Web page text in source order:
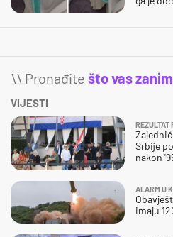
\\ Pronađite što vas
VIJESTI
REZULTAT
Srbije
nakon
ALARM U
imaju